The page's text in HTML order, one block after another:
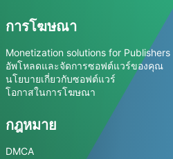
การโฆษณา
Monetization solutions for Publishers
อัพโหลดและจัดการซอฟต์แวร์ของคุณ
นโยบายเกี่ยวกับซอฟต์แวร์
โอกาสในการโฆษณา
กฎหมาย
DMCA